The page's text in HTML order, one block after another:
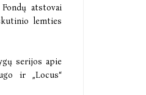
atstovai
lemties
serijos apie
ir „Locus“